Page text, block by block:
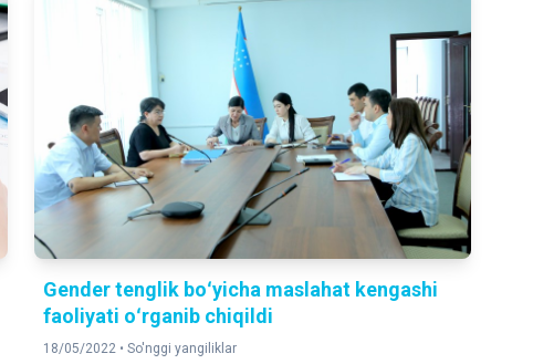
Gender tenglik boʻyicha maslahat kengashi
faoliyati oʻrganib chiqildi
18/05/2022 •So'nggi yangiliklar